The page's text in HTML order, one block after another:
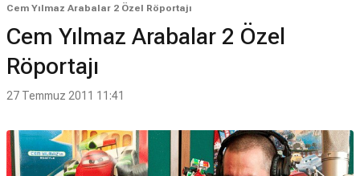
Cem Yılmaz Arabalar 2 Özel Röportajı
Cem Yılmaz Arabalar 2 Özel
Röportajı
27 Temmuz 2011 11:41